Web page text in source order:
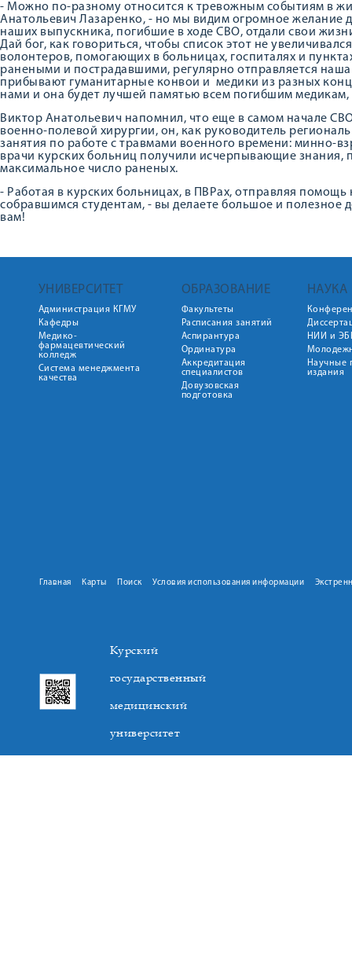
- Можно по-разному относится к тревожным событиям в
Анатольевич Лазаренко, - но мы видим огромное желание
наших выпускника, погибшие в ходе СВО, отдали свои
Дай бог, как говориться, чтобы список этот не
волонтеров, помогающих в больницах, госпиталях и
ранеными и пострадавшими, регулярно отправляется
прибывают гуманитарные конвои и медики из разных
нами и она будет лучшей памятью всем погибшим
Виктор Анатольевич напомнил, что еще в самом начале
военно-полевой хирургии, он, как руководитель
занятия по работе с травмами военного времени: минно-
врачи курских больниц получили исчерпывающие знания,
максимальное число раненых.
- Работая в курских больницах, в ПВРах, отправляя
собравшимся студентам, - вы делаете большое и полезное
вам!
УНИВЕРСИТЕТ
Администрация КГМУ
Кафедры
Медико-
фармацевтический
колледж
Система менеджмента
качества
ОБРАЗОВАНИЕ
Факультеты
Расписания занятий
Аспирантура
Ординатура
Аккредитация
специалистов
Довузовская
подготовка
НАУКА
НИИ и
Научные
издания
Главная Карты Поиск Условия использования информации
Курский
государственный
медицинский
университет